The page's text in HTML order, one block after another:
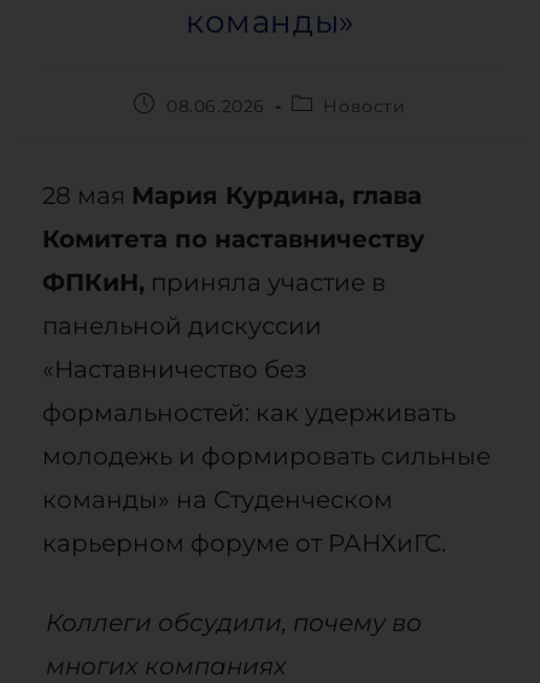
команды»
08.06.2026 Новости
28 мая Мария Курдина, глава
Комитета по наставничеству
ФПКиН, приняла участие в
панельной дискуссии
«Наставничество без
формальностей: как удерживать
молодежь и формировать сильные
команды» на Студенческом
карьерном форуме от РАНХиГС.
Коллеги обсудили, почему во
многих компаниях